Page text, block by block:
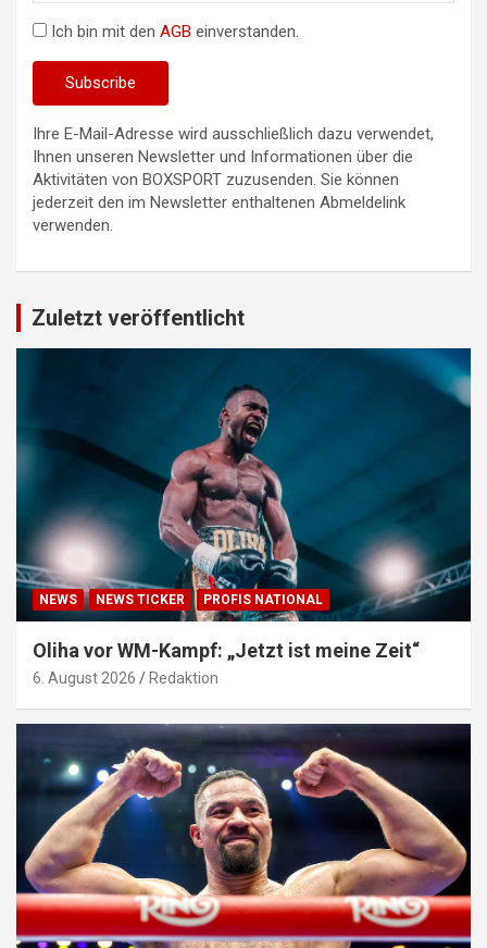
Ich bin mit den AGB einverstanden.
Ihre E-Mail-Adresse wird ausschließlich dazu verwendet,
Ihnen unseren Newsletter und Informationen über die
Aktivitäten von BOXSPORT zuzusenden. Sie können
jederzeit den im Newsletter enthaltenen Abmeldelink
verwenden.
Zuletzt veröffentlicht
NEWS NEWS TICKER PROFIS NATIONAL
Oliha vor WM-Kampf: „Jetzt ist meine Zeit“
6. August 2026 Redaktion